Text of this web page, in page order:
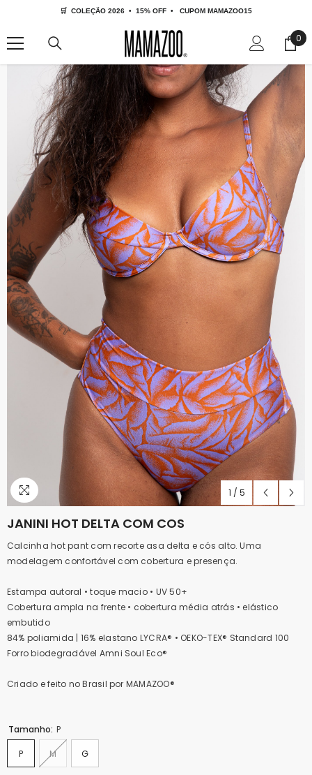
🛒  COLEÇÃO 2026  •  15% OFF  •   CUPOM MAMAZOO15
0
0
1 / 5
JANINI HOT DELTA COM COS
Calcinha hot pant com recorte asa delta e cós alto. Uma
modelagem confortável com cobertura e presença.
Estampa autoral • toque macio • UV 50+
Cobertura ampla na frente • cobertura média atrás • elástico
embutido
84% poliamida | 16% elastano LYCRA® • OEKO-TEX® Standard 100
Forro biodegradável Amni Soul Eco®
Criado e feito no Brasil por MAMAZOO®
Tamanho: P
P M G